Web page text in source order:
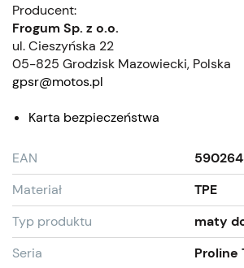
Producent:
Frogum Sp. z o.o.
ul. Cieszyńska 22
05-825 Grodzisk Mazowiecki, Polska
gpsr@motos.pl
Karta bezpieczeństwa
EAN
Materiał
TPE
Typ produktu
maty
Seria
Proline